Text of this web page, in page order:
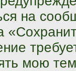
на
мою